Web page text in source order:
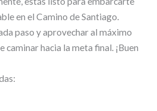
en el Camino de Santiago.
paso y aprovechar al máximo
caminar hacia la meta final. ¡Buen